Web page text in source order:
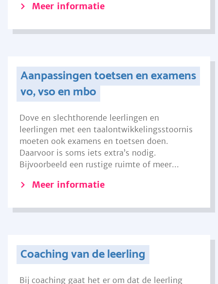
Meer informatie
Aanpassingen toetsen en examens
vo, vso en mbo
Dove en slechthorende leerlingen en
leerlingen met een taalontwikkelingsstoornis
moeten ook examens en toetsen doen.
Daarvoor is soms iets extra’s nodig.
Bijvoorbeeld een rustige ruimte of meer...
Meer informatie
Coaching van de leerling
Bij coaching gaat het er om dat de leerling